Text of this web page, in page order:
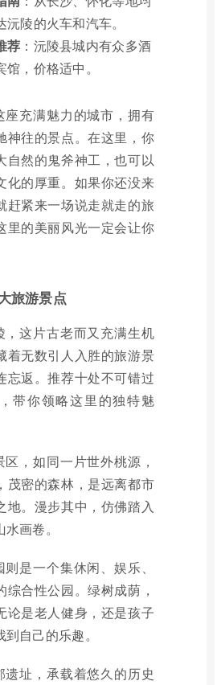
沅陵的火车和汽车。
荐 ：沅陵县城内有众多酒
馆，价格适中。
座充满魅力的城市，拥有
神往的景点。在这里，你
自然的鬼斧神工，也可以
化的厚重。如果你还没来
赶紧来一场说走就走的旅
里的美丽风光一定会让你
旅游景点
，这片古老而又充满生机
着无数引人入胜的旅游景
忘返。推荐十处不可错过
带你领略这里的独特魅
区，如同一片世外桃源，
茂密的森林，是远离都市
地。漫步其中，仿佛踏入
画卷。
是一个集休闲、娱乐、
综合性公园。绿树成荫，
论是老人健身，还是孩子
自己的乐趣。
遗址，承载着悠久的历史